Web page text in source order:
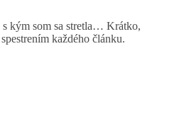
s kým som sa stretla… Krátko,
každého článku.